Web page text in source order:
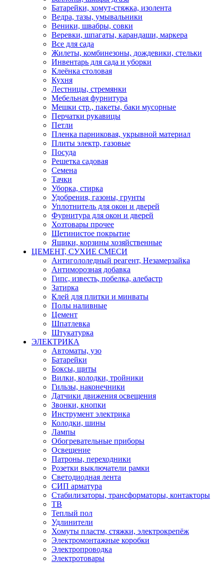
Батарейки, хомут-стяжка, изолента
Ведра, тазы, умывальники
Веники, швабры, совки
Веревки, шпагаты, карандаши, маркера
Все для сада
Жилеты, комбинезоны, дождевики, стельки
Инвентарь для сада и уборки
Клеёнка столовая
Кухня
Лестницы, стремянки
Мебельная фурнитура
Мешки стр., пакеты, баки мусорные
Перчатки рукавицы
Петли
Пленка парниковая, укрывной материал
Плиты электр, газовые
Посуда
Решетка садовая
Семена
Тачки
Уборка, стирка
Удобрения, газоны, грунты
Уплотнитель для окон и дверей
Фурнитура для окон и дверей
Хозтовары прочее
Щетинистое покрытие
Ящики, корзины хозяйственные
ЦЕМЕНТ, СУХИЕ СМЕСИ
Антигололедный реагент, Незамерзайка
Антиморозная добавка
Гипс, известь, побелка, алебастр
Затирка
Клей для плитки и минваты
Полы наливные
Цемент
Шпатлевка
Штукатурка
ЭЛЕКТРИКА
Автоматы, узо
Батарейки
Боксы, щиты
Вилки, колодки, тройники
Гильзы, наконечники
Датчики движения освещения
Звонки, кнопки
Инструмент электрика
Колодки, шины
Лампы
Обогревательные приборы
Освещение
Патроны, переходники
Розетки выключатели рамки
Светодиодная лента
СИП арматура
Стабилизаторы, трансформаторы, контакторы
ТВ
Теплый пол
Удлинители
Хомуты пластм, стяжки, электрокрепёж
Электромонтажные коробки
Электропроводка
Электротовары